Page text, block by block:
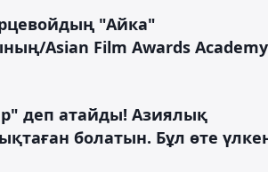
"Айка"
Asian Film Awards Academy
деп атайды! Азиялық
болатын. Бұл өте